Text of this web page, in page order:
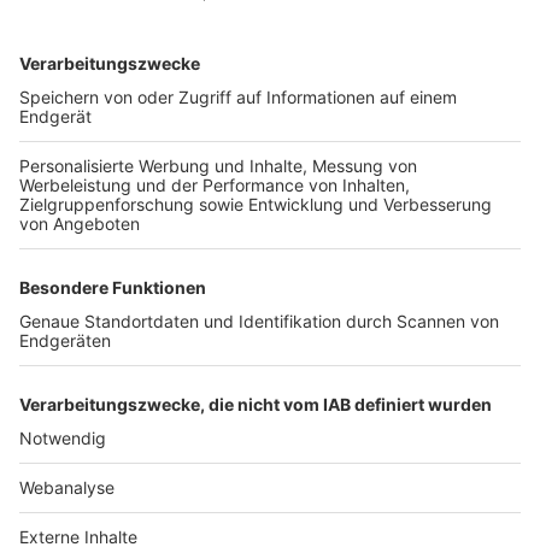
TOP-VEREINE
TOP-PARTNER
Nutzungsbedingungen Datenschutz Impressum